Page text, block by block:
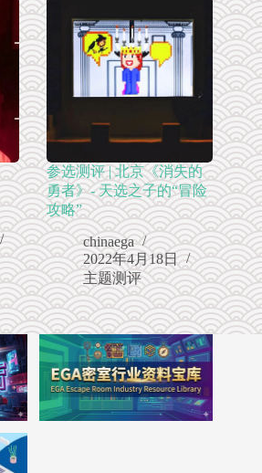
参选测评 | 北京《消失的
勇者》- 天选之子的“冒险
攻略”
chinaega
2022年4月18日
主题测评